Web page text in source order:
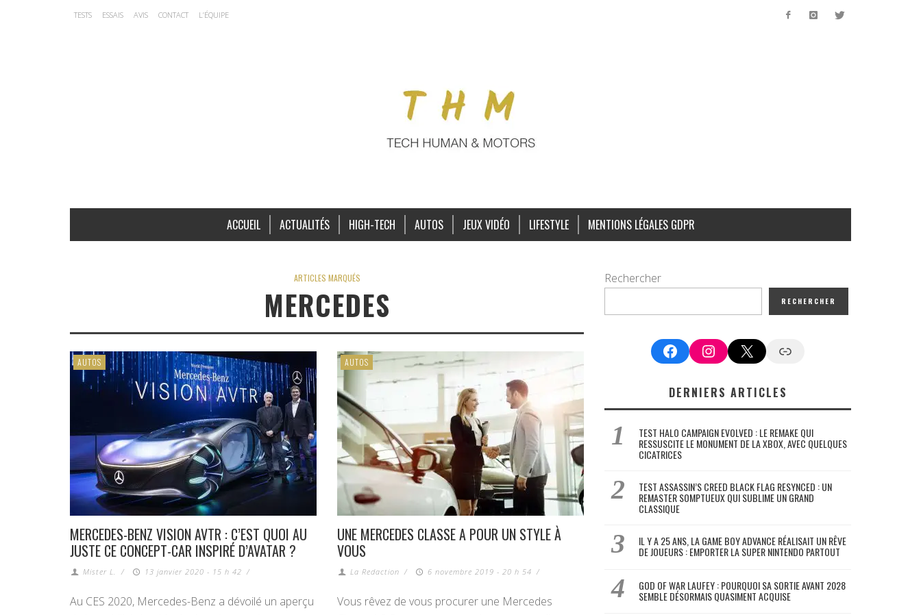
TESTS ESSAIS AVIS CONTACT L’ÉQUIPE
ACCUEIL ACTUALITÉS HIGH-TECH AUTOS JEUX VIDÉO LIFESTYLE MENTIONS LÉGALES GDPR
ARTICLES MARQUÉS
MERCEDES
AUTOS
MERCEDES-BENZ VISION AVTR : C’EST QUOI AU
JUSTE CE CONCEPT-CAR INSPIRÉ D’AVATAR ?
Mister L. / 13 janvier 2020 - 15 h 42 /
Au CES 2020, Mercedes-Benz a dévoilé un aperçu
AUTOS
UNE MERCEDES CLASSE A POUR UN STYLE À
VOUS
La Redaction / 6 novembre 2019 - 20 h 54 /
Vous rêvez de vous procurer une Mercedes
Rechercher
RECHERCHER
FacebookInstagram
X Google News
DERNIERS ARTICLES
TEST HALO CAMPAIGN EVOLVED : LE REMAKE QUI
RESSUSCITE LE MONUMENT DE LA XBOX, AVEC QUELQUES
CICATRICES
TEST ASSASSIN’S CREED BLACK FLAG RESYNCED : UN
REMASTER SOMPTUEUX QUI SUBLIME UN GRAND
CLASSIQUE
IL Y A 25 ANS, LA GAME BOY ADVANCE RÉALISAIT UN RÊVE
DE JOUEURS : EMPORTER LA SUPER NINTENDO PARTOUT
GOD OF WAR LAUFEY : POURQUOI SA SORTIE AVANT 2028
SEMBLE DÉSORMAIS QUASIMENT ACQUISE